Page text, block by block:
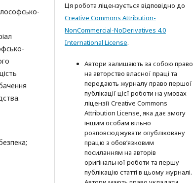
Ця робота ліцензується відповідно до
Creative Commons Attribution-
NonCommercial-NoDerivatives 4.0
International License.
Автори залишають за собою право
на авторство власної праці та
передають журналу право першої
публікації цієї роботи на умовах
ліцензії Creative Commons
Attribution License, яка дає змогу
іншим особам вільно
розповсюджувати опубліковану
працю з обов’язковим
посиланням на авторів
оригінальної роботи та першу
публікацію статті в цьому журналі.